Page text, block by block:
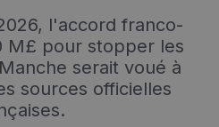
l'accord franco-
M£ pour stopper les
serait voué à
sources officielles